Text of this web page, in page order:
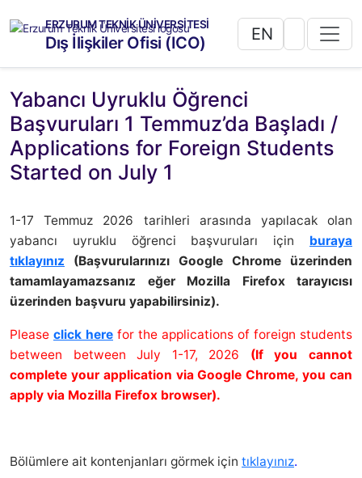
ERZURUM TEKNİK ÜNİVERSİTESİ
Dış İlişkiler Ofisi (ICO) EN
Yabancı Uyruklu Öğrenci
Başvuruları 1 Temmuz’da Başladı /
Applications for Foreign Students
Started on July 1
1-17 Temmuz 2026 tarihleri arasında yapılacak olan
yabancı uyruklu öğrenci başvuruları için buraya
tıklayınız (Başvurularınızı Google Chrome üzerinden
tamamlayamazsanız eğer Mozilla Firefox tarayıcısı
üzerinden başvuru yapabilirsiniz).
Please click here for the applications of foreign students
between between July 1-17, 2026 (If you cannot
complete your application via Google Chrome, you can
apply via Mozilla Firefox browser).
Bölümlere ait kontenjanları görmek için tıklayınız.